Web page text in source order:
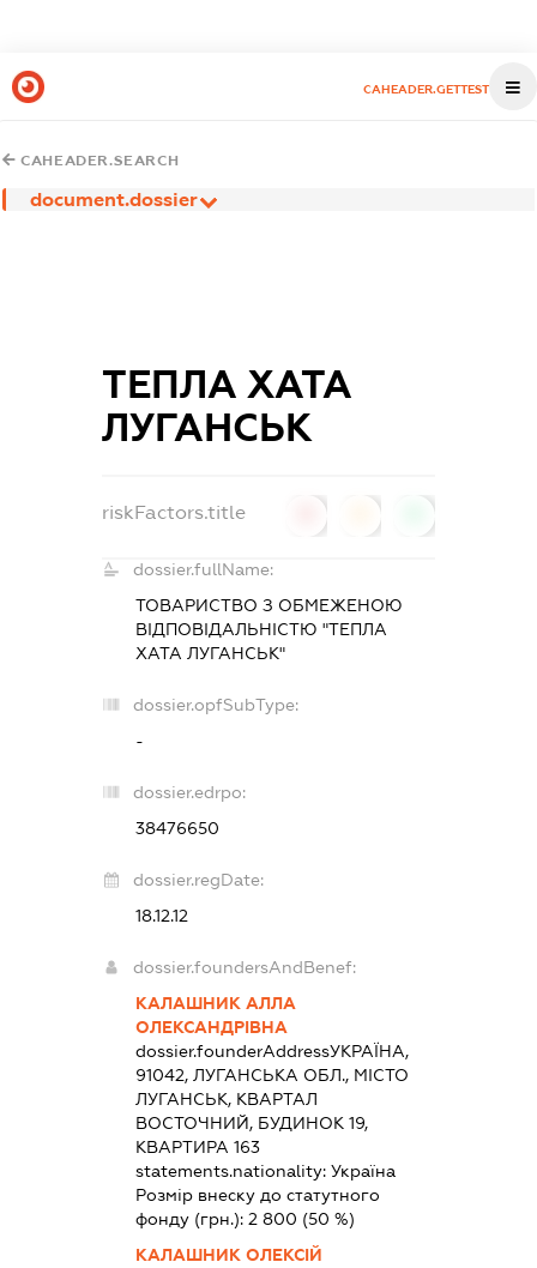
CAHEADER.GETTEST
CAHEADER.SEARCH
document.dossier
ТЕПЛА ХАТА
ЛУГАНСЬК
riskFactors.title
dossier.fullName:
ТОВАРИСТВО З ОБМЕЖЕНОЮ
ВІДПОВІДАЛЬНІСТЮ "ТЕПЛА
ХАТА ЛУГАНСЬК"
dossier.opfSubType:
-
dossier.edrpo:
38476650
dossier.regDate:
18.12.12
dossier.foundersAndBenef:
КАЛАШНИК АЛЛА
ОЛЕКСАНДРІВНА
dossier.founderAddressУКРАЇНА,
91042, ЛУГАНСЬКА ОБЛ., МІСТО
ЛУГАНСЬК, КВАРТАЛ
ВОСТОЧНИЙ, БУДИНОК 19,
КВАРТИРА 163
statements.nationality:Україна
Розмір внеску до статутного
фонду (грн.):2 800 (50 %)
КАЛАШНИК ОЛЕКСІЙ